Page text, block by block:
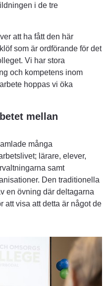
i de tre
att ha fått den här
som är ordförande för det
Vi har stora
och kompetens inom
hoppas vi öka
mellan
många
lärare, elever,
samt
Den traditionella
en övning där deltagarna
att visa att detta är något de